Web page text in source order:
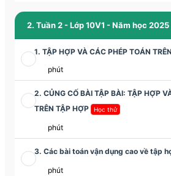
2. Tuần 2 - Lớp 10V1 - Năm học
1. TẬP HỢP VÀ CÁC PHÉP TOÁN
phút
2. CỦNG CỐ BÀI TẬP BÀI: TẬP HỢP
TRÊN TẬP HỢP
Học thử
phút
3. Các bài toán vận dụng cao về tập
phút